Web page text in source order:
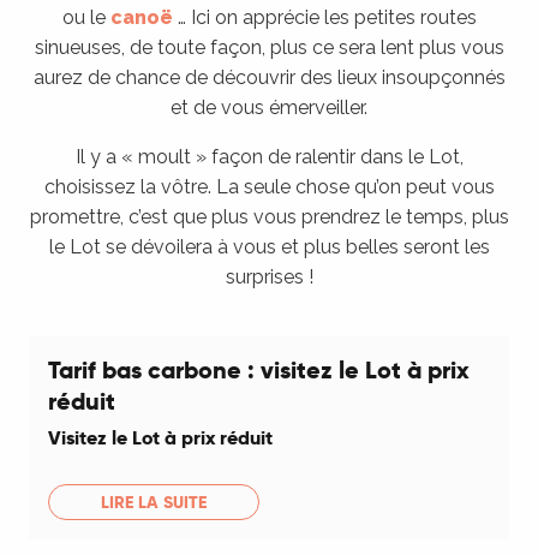
ou le canoë … Ici on apprécie les petites routes
sinueuses, de toute façon, plus ce sera lent plus vous
aurez de chance de découvrir des lieux insoupçonnés
et de vous émerveiller.
Il y a « moult » façon de ralentir dans le Lot,
choisissez la vôtre. La seule chose qu’on peut vous
promettre, c’est que plus vous prendrez le temps, plus
le Lot se dévoilera à vous et plus belles seront les
surprises !
Tarif bas carbone : visitez le Lot à prix
réduit
Visitez le Lot à prix réduit
LIRE LA SUITE